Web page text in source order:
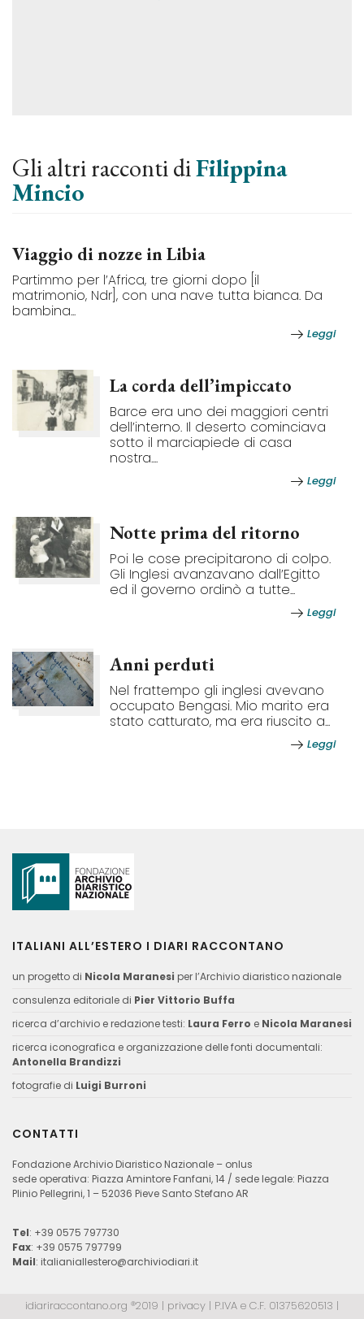
Gli altri racconti diFilippina
Mincio
Viaggio di nozze in Libia
Partimmo per l’Africa, tre giorni dopo [il
matrimonio, Ndr], con una nave tutta bianca. Da
bambina...
Leggi
La corda dell’impiccato
Barce era uno dei maggiori centri
dell’interno. Il deserto cominciava
sotto il marciapiede di casa
nostra....
Leggi
Notte prima del ritorno
Poi le cose precipitarono di colpo.
Gli Inglesi avanzavano dall’Egitto
ed il governo ordinò a tutte...
Leggi
Anni perduti
Nel frattempo gli inglesi avevano
occupato Bengasi. Mio marito era
stato catturato, ma era riuscito a...
Leggi
ITALIANI ALL’ESTERO I DIARI RACCONTANO
un progetto di Nicola Maranesi per l’Archivio diaristico nazionale
consulenza editoriale di Pier Vittorio Buffa
ricerca d’archivio e redazione testi: Laura Ferro e Nicola Maranesi
ricerca iconografica e organizzazione delle fonti documentali:
Antonella Brandizzi
fotografie di Luigi Burroni
CONTATTI
Fondazione Archivio Diaristico Nazionale – onlus
sede operativa: Piazza Amintore Fanfani, 14 / sede legale: Piazza
Plinio Pellegrini, 1 – 52036 Pieve Santo Stefano AR
Tel: +39 0575 797730
Fax: +39 0575 797799
Mail: italianiallestero@archiviodiari.it
idiariraccontano.org ®2019 | privacy | P.IVA e C.F. 01375620513 |